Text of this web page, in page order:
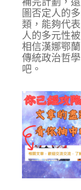
圖否定人的
類，能夠代
人的多元性
相信漢娜鄂
傳統政治哲
吧。